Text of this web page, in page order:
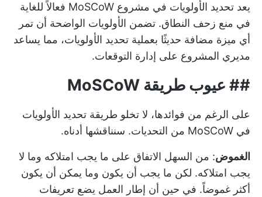
يعد تحديد الأولويات في مشروع MoSCoW فعالاً للغاية
في منع زحف النطاق. تضمن الأولويات الواضحة أن تمر
أي ميزة مضافة حديثًا بعملية تحديد الأولويات، مما يساعد
مديري المشروع على إدارة التوقعات.
## عيوب طريقة MoSCoW
على الرغم من فوائدها، لا تخلو طريقة تحديد الأولويات
في MoSCoW من التحديات. سنناقشها أدناه.
الغموض: من السهل الاتفاق على ما يجب امتلاكه وما لا
يجب امتلاكه. لكن ما يجب أن يكون وما يمكن أن يكون
أكثر غموضاً. في حين أن إطار العمل يضع تعريفات